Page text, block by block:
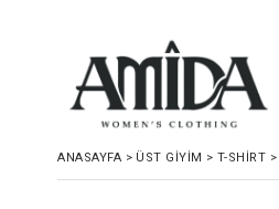
ANASAYFA > ÜST GIYIM > T-SHIRT >